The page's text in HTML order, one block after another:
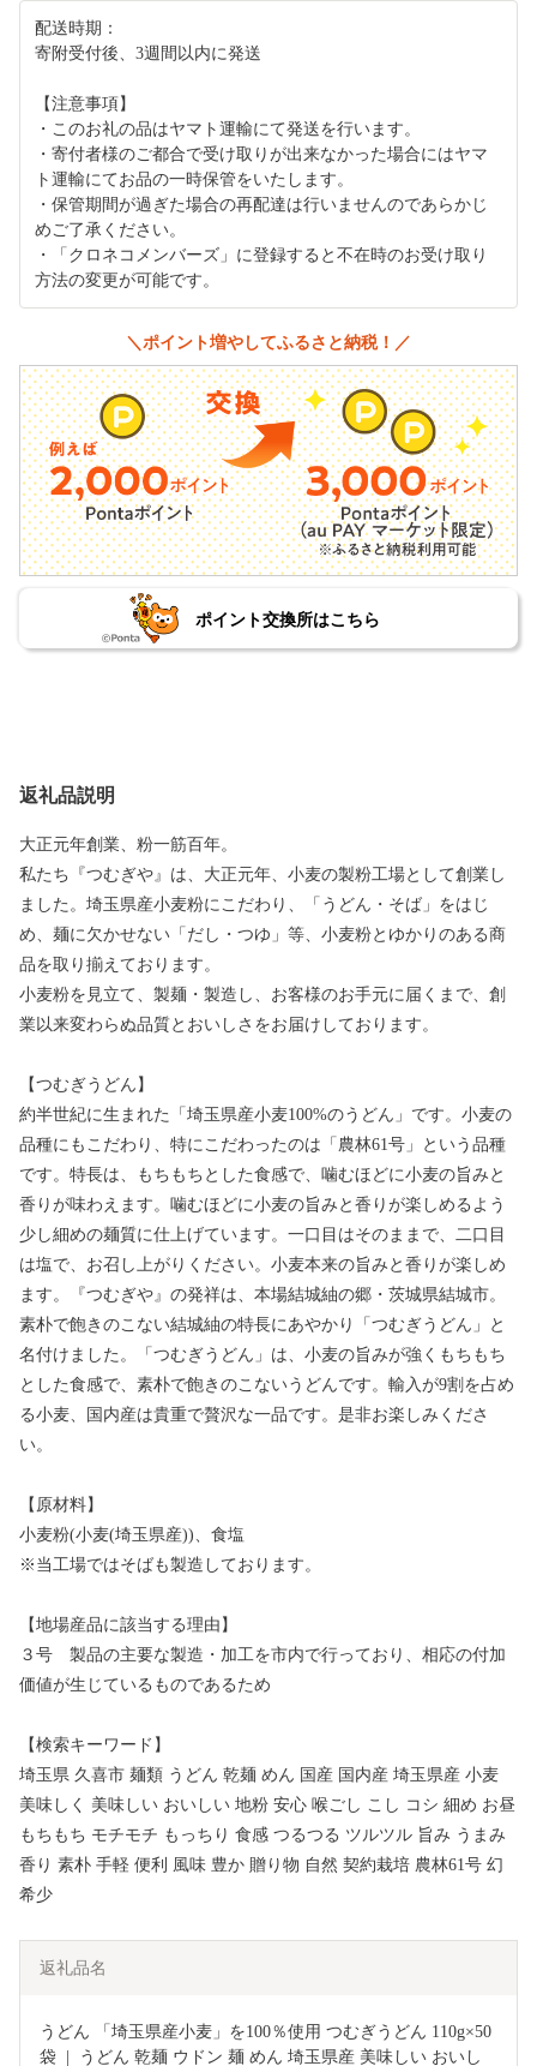
配送時期：
寄附受付後、3週間以内に発送
【注意事項】
・このお礼の品はヤマト運輸にて発送を行います。
・寄付者様のご都合で受け取りが出来なかった場合にはヤマ
ト運輸にてお品の一時保管をいたします。
・保管期間が過ぎた場合の再配達は行いませんのであらかじ
めご了承ください。
・「クロネコメンバーズ」に登録すると不在時のお受け取り
方法の変更が可能です。
＼ポイント増やしてふるさと納税！／
ポイント交換所はこちら
返礼品説明
大正元年創業、粉一筋百年。
私たち『つむぎや』は、大正元年、小麦の製粉工場として創業し
ました。埼玉県産小麦粉にこだわり、「うどん・そば」をはじ
め、麺に欠かせない「だし・つゆ」等、小麦粉とゆかりのある商
品を取り揃えております。
小麦粉を見立て、製麺・製造し、お客様のお手元に届くまで、創
業以来変わらぬ品質とおいしさをお届けしております。
【つむぎうどん】
約半世紀に生まれた「埼玉県産小麦100%のうどん」です。小麦の
品種にもこだわり、特にこだわったのは「農林61号」という品種
です。特長は、もちもちとした食感で、噛むほどに小麦の旨みと
香りが味わえます。噛むほどに小麦の旨みと香りが楽しめるよう
少し細めの麺質に仕上げています。一口目はそのままで、二口目
は塩で、お召し上がりください。小麦本来の旨みと香りが楽しめ
ます。『つむぎや』の発祥は、本場結城紬の郷・茨城県結城市。
素朴で飽きのこない結城紬の特長にあやかり「つむぎうどん」と
名付けました。「つむぎうどん」は、小麦の旨みが強くもちもち
とした食感で、素朴で飽きのこないうどんです。輸入が9割を占め
る小麦、国内産は貴重で贅沢な一品です。是非お楽しみくださ
い。
【原材料】
小麦粉(小麦(埼玉県産))、食塩
※当工場ではそばも製造しております。
【地場産品に該当する理由】
３号 製品の主要な製造・加工を市内で行っており、相応の付加
価値が生じているものであるため
【検索キーワード】
埼玉県 久喜市 麺類 うどん 乾麺 めん 国産 国内産 埼玉県産 小麦
美味しく 美味しい おいしい 地粉 安心 喉ごし こし コシ 細め お昼
もちもち モチモチ もっちり 食感 つるつる ツルツル 旨み うまみ
香り 素朴 手軽 便利 風味 豊か 贈り物 自然 契約栽培 農林61号 幻
希少
返礼品名
うどん 「埼玉県産小麦」を100％使用 つむぎうどん 110g×50
袋  |  うどん 乾麺 ウドン 麺 めん 埼玉県産 美味しい おいし